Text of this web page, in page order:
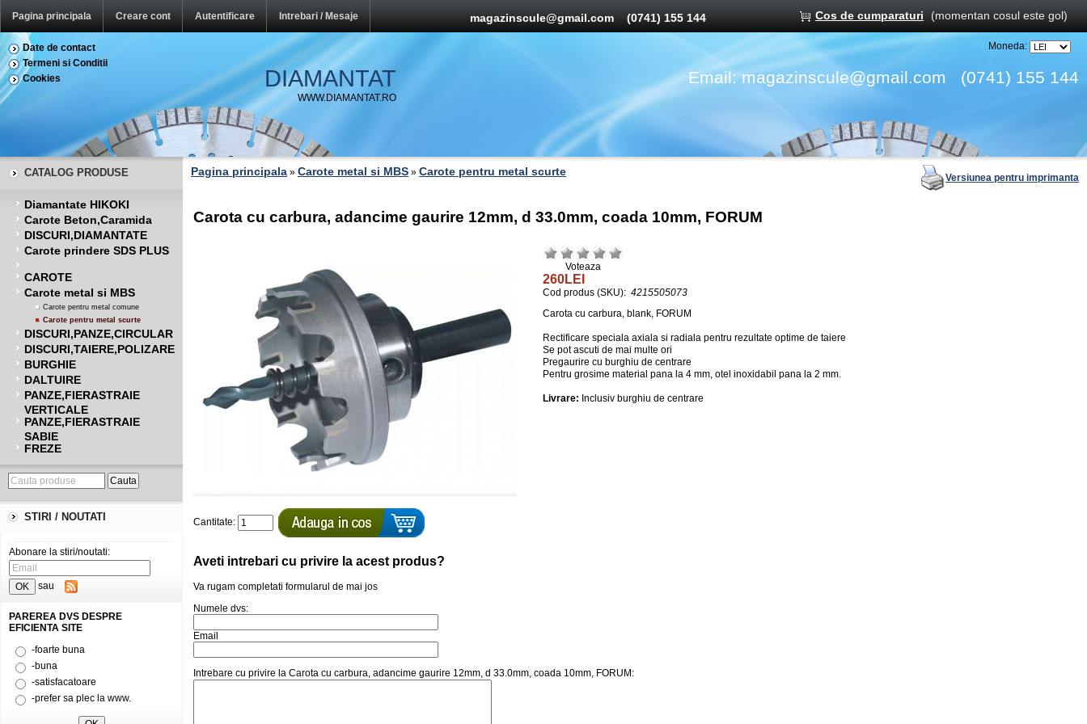
Pagina principala Creare cont Autentificare Intrebari / Mesaje magazinscule@gmail.com(0741) 155 144 Cos de cumparaturi (momentan cosul este gol)
Date de contact
Termeni si Conditii
Cookies
DIAMANTAT
WWW.DIAMANTAT.RO
Moneda:
Email:magazinscule@gmail.com (0741) 155 144
CATALOG PRODUSE
Diamantate HIKOKI
Carote Beton,Caramida
DISCURI,DIAMANTATE
Carote prindere SDS PLUS
CAROTE
Carote metal si MBS
Carote pentru metal comune
Carote pentru metal scurte
DISCURI,PANZE,CIRCULAR
DISCURI,TAIERE,POLIZARE
BURGHIE
DALTUIRE
PANZE,FIERASTRAIE
VERTICALE
PANZE,FIERASTRAIE
SABIE
FREZE
STIRI / NOUTATI
Abonare la stiri/noutati:
sau
PAREREA DVS DESPRE
EFICIENTA SITE
-foarte buna
-buna
-satisfacatoare
-prefer sa plec la www.
Pagina principala » Carote metal si MBS » Carote pentru metal scurte Versiunea pentru imprimanta
Carota cu carbura, adancime gaurire 12mm, d 33.0mm, coada 10mm, FORUM
Voteaza
260LEI
Cod produs (SKU): 4215505073
Carota cu carbura, blank, FORUM
Rectificare speciala axiala si radiala pentru rezultate optime de taiere
Se pot ascuti de mai multe ori
Pregaurire cu burghiu de centrare
Pentru grosime material pana la 4 mm, otel inoxidabil pana la 2 mm.
Livrare: Inclusiv burghiu de centrare
Cantitate:
Aveti intrebari cu privire la acest produs?
Va rugam completati formularul de mai jos
Numele dvs:
Email
Intrebare cu privire la Carota cu carbura, adancime gaurire 12mm, d 33.0mm, coada 10mm, FORUM: